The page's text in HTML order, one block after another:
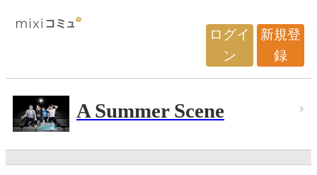
ログイ
ン
新規登
録
A Summer Scene